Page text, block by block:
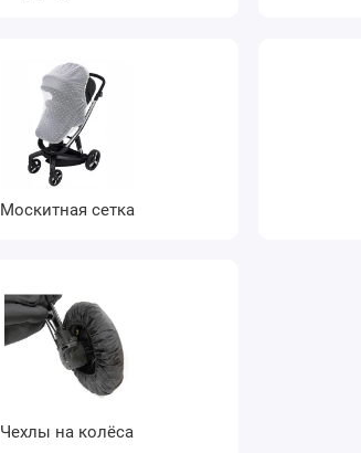
Москитная сетка
Чехлы на колёса